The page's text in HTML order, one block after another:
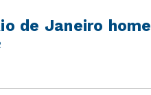
de Janeiro